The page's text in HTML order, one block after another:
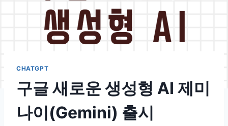
CHATGPT
구글 새로운 생성형 AI 제미
나이(Gemini) 출시